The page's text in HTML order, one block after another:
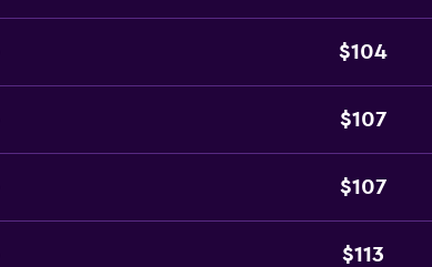
$104
$107
$107
$113